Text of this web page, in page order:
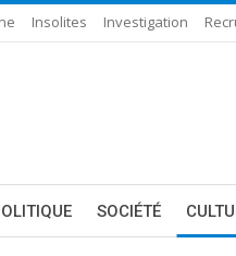
Insolites Investigation
SOCIÉTÉ